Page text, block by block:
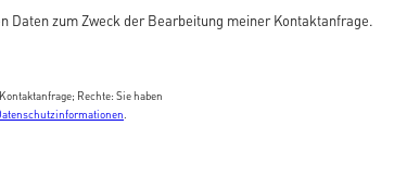
Daten zum Zweck der Bearbeitung meiner Kontaktanfrage.
Rechte: Sie haben